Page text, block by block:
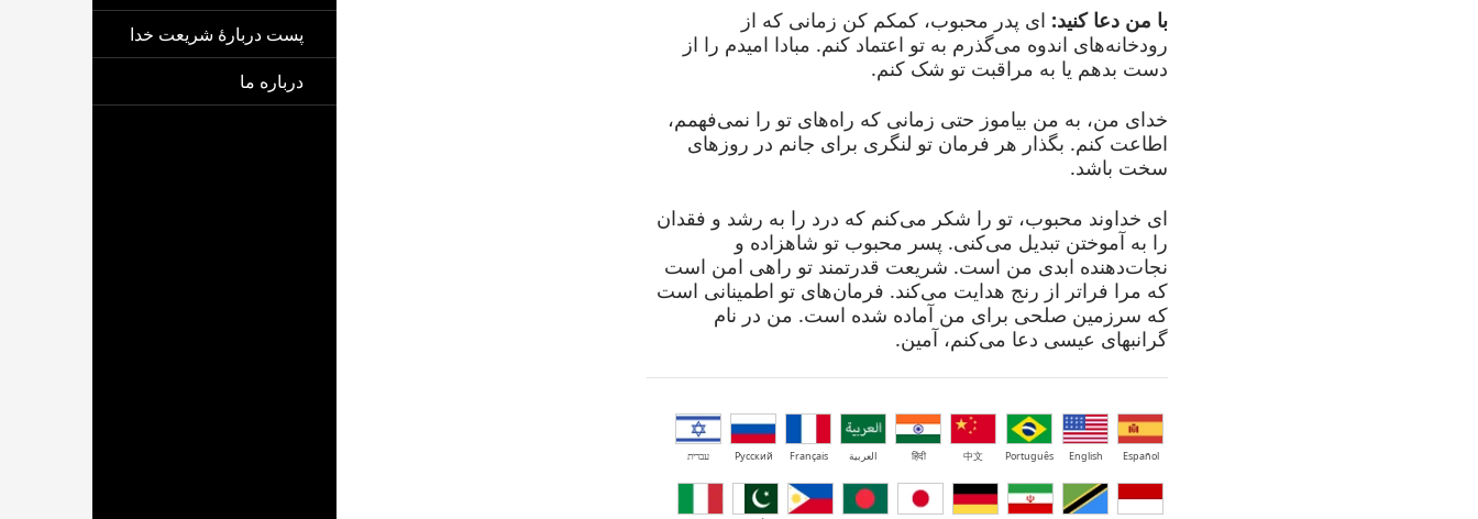
با من دعا کنید: ای پدر محبوب، کمکم کن زمانی که از
رودخانه‌های اندوه می‌گذرم به تو اعتماد کنم. مبادا امیدم را از
دست بدهم یا به مراقبت تو شک کنم.
خدای من، به من بیاموز حتی زمانی که راه‌های تو را نمی‌فهمم،
اطاعت کنم. بگذار هر فرمان تو لنگری برای جانم در روزهای
سخت باشد.
ای خداوند محبوب، تو را شکر می‌کنم که درد را به رشد و فقدان
را به آموختن تبدیل می‌کنی. پسر محبوب تو شاهزاده و
نجات‌دهنده ابدی من است. شریعت قدرتمند تو راهی امن است
که مرا فراتر از رنج هدایت می‌کند. فرمان‌های تو اطمینانی است
که سرزمین صلحی برای من آماده شده است. من در نام
گرانبهای عیسی دعا می‌کنم، آمین.
Español
English
Português
中文
हिंदी العربية Français
Русский עברית
پست دربارهٔ شریعت خدا
درباره ما